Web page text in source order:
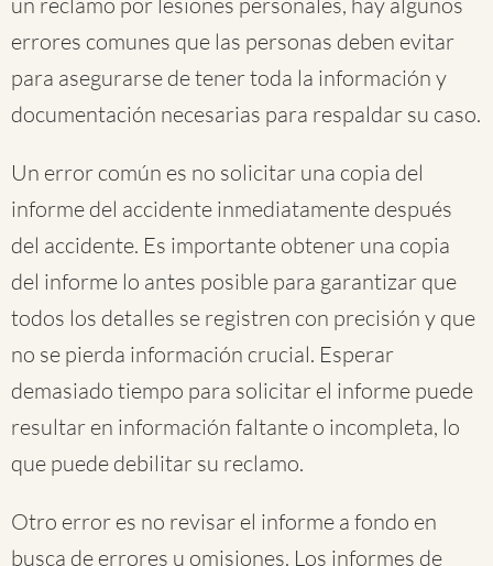
errores comunes que las personas deben evitar
para asegurarse de tener toda la información y
documentación necesarias para respaldar su caso.
Un error común es no solicitar una copia del
informe del accidente inmediatamente después
del accidente. Es importante obtener una copia
del informe lo antes posible para garantizar que
todos los detalles se registren con precisión y que
no se pierda información crucial. Esperar
demasiado tiempo para solicitar el informe puede
resultar en información faltante o incompleta, lo
que puede debilitar su reclamo.
Otro error es no revisar el informe a fondo en
busca de errores u omisiones. Los informes de